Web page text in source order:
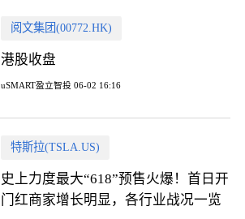
阅文集团(00772.HK)
港股收盘
uSMART盈立智投 06-02 16:16
特斯拉(TSLA.US)
史上力度最大“618”预售火爆！首日开
门红商家增长明显，各行业战况一览